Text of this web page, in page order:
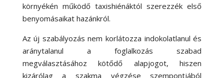
környékén működő taxishiénáktól szerezzék első
benyomásaikat hazánkról.
Az új szabályozás nem korlátozza indokolatlanul és
aránytalanul a foglalkozás szabad
megválasztásához kötődő alapjogot, hiszen
kizárólag a szakma végzése szempontjából